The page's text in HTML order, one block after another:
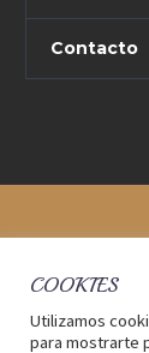
Contacto
COOKIES
Utilizamos
para mostrarte